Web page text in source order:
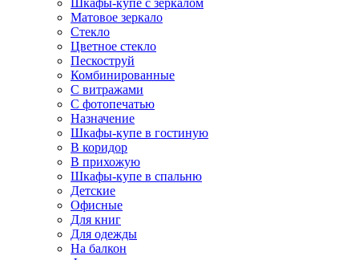
Шкафы-купе с зеркалом
Матовое зеркало
Стекло
Цветное стекло
Пескоструй
Комбинированные
С витражами
С фотопечатью
Назначение
Шкафы-купе в гостиную
В коридор
В прихожую
Шкафы-купе в спальню
Детские
Офисные
Для книг
Для одежды
На балкон